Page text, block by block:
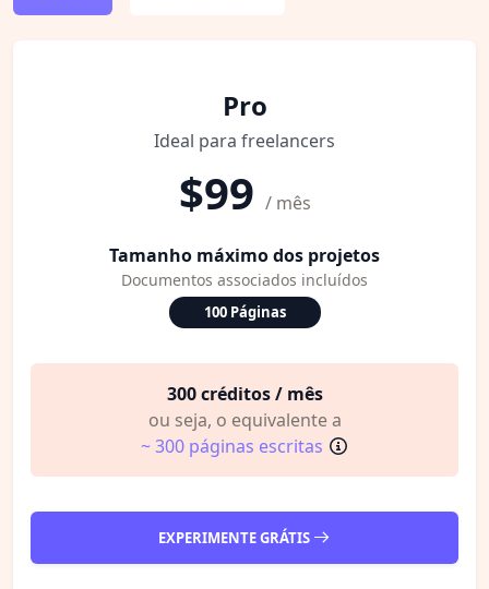
Pro
Ideal para freelancers
$99 / mês
Tamanho máximo dos projetos
Documentos associados incluídos
100 Páginas
300 créditos / mês
ou seja, o equivalente a
~ 300 páginas escritas
EXPERIMENTE GRÁTIS